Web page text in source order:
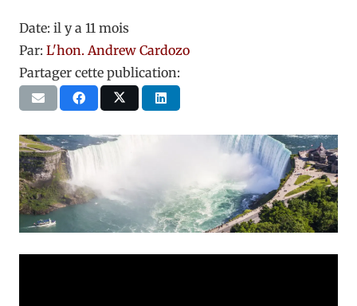
Date: il y a 11 mois
Par: L'hon. Andrew Cardozo
Partager cette publication: